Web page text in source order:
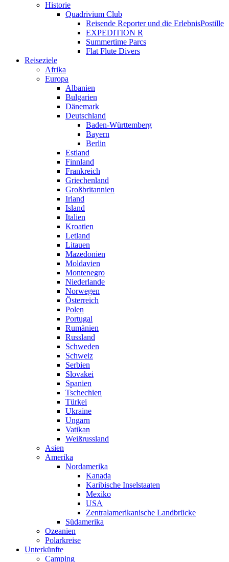
Historie
Quadrivium Club
Reisende Reporter und die ErlebnisPostille
EXPEDITION R
Summertime Parcs
Flat Flute Divers
Reiseziele
Afrika
Europa
Albanien
Bulgarien
Dänemark
Deutschland
Baden-Württemberg
Bayern
Berlin
Estland
Finnland
Frankreich
Griechenland
Großbritannien
Irland
Island
Italien
Kroatien
Letland
Litauen
Mazedonien
Moldavien
Montenegro
Niederlande
Norwegen
Österreich
Polen
Portugal
Rumänien
Russland
Schweden
Schweiz
Serbien
Slovakei
Spanien
Tschechien
Türkei
Ukraine
Ungarn
Vatikan
Weißrussland
Asien
Amerika
Nordamerika
Kanada
Karibische Inselstaaten
Mexiko
USA
Zentralamerikanische Landbrücke
Südamerika
Ozeanien
Polarkreise
Unterkünfte
Camping